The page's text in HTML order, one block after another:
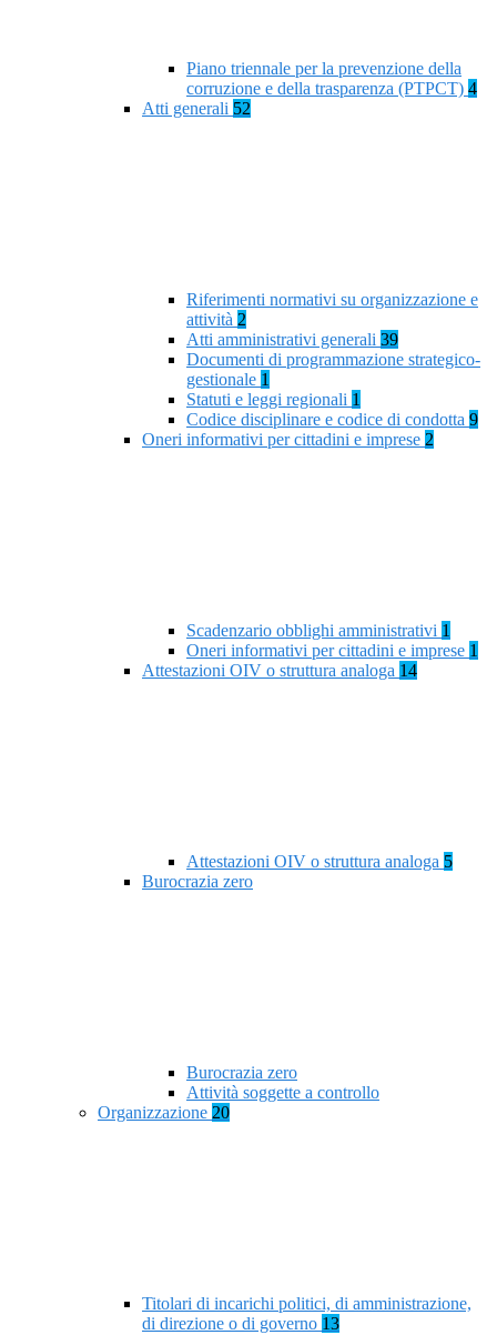
Piano triennale per la prevenzione della
corruzione e della trasparenza (PTPCT) 4
Atti generali 52
Riferimenti normativi su organizzazione e
attività 2
Atti amministrativi generali 39
Documenti di programmazione strategico-
gestionale 1
Statuti e leggi regionali 1
Codice disciplinare e codice di condotta 9
Oneri informativi per cittadini e imprese 2
Scadenzario obblighi amministrativi 1
Oneri informativi per cittadini e imprese 1
Attestazioni OIV o struttura analoga 14
Attestazioni OIV o struttura analoga 5
Burocrazia zero
Burocrazia zero
Attività soggette a controllo
Organizzazione 20
Titolari di incarichi politici, di amministrazione,
di direzione o di governo 13